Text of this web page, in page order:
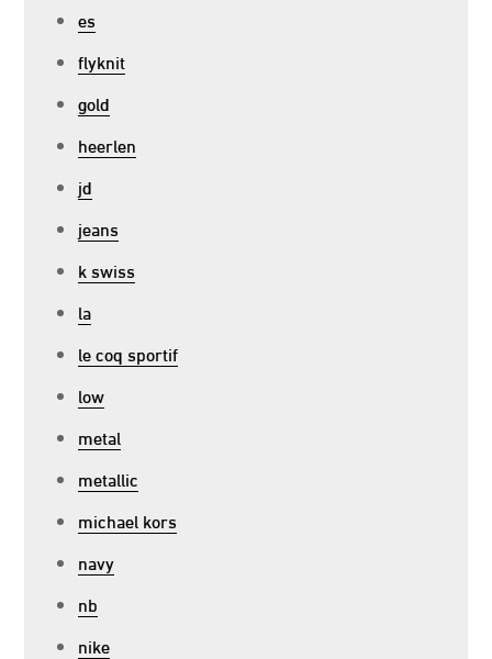
es
flyknit
gold
heerlen
jd
jeans
k swiss
la
le coq sportif
low
metal
metallic
michael kors
navy
nb
nike